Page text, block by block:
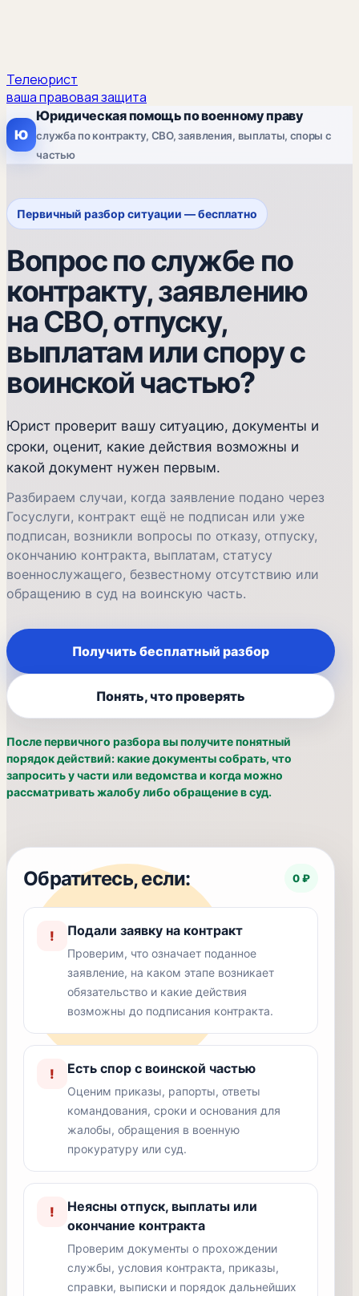
Телеюрист
ваша правовая защита
Ю
Юридическая помощь по военному праву
служба по контракту, СВО, заявления, выплаты, споры с
частью
Первичный разбор ситуации — бесплатно
Вопрос по службе по
контракту, заявлению
на СВО, отпуску,
выплатам или спору с
воинской частью?
Юрист проверит вашу ситуацию, документы и
сроки, оценит, какие действия возможны и
какой документ нужен первым.
Разбираем случаи, когда заявление подано через
Госуслуги, контракт ещё не подписан или уже
подписан, возникли вопросы по отказу, отпуску,
окончанию контракта, выплатам, статусу
военнослужащего, безвестному отсутствию или
обращению в суд на воинскую часть.
Получить бесплатный разбор
Понять, что проверять
После первичного разбора вы получите понятный
порядок действий: какие документы собрать, что
запросить у части или ведомства и когда можно
рассматривать жалобу либо обращение в суд.
Обратитесь, если: 0 ₽
! Подали заявку на контракт
Проверим, что означает поданное
заявление, на каком этапе возникает
обязательство и какие действия
возможны до подписания контракта.
! Есть спор с воинской частью
Оценим приказы, рапорты, ответы
командования, сроки и основания для
жалобы, обращения в военную
прокуратуру или суд.
!
Неясны отпуск, выплаты или
окончание контракта
Проверим документы о прохождении
службы, условия контракта, приказы,
справки, выписки и порядок дальнейших